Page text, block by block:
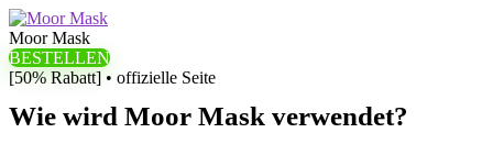
Moor Mask
BESTELLEN
[50% Rabatt] • offizielle Seite
Wie wird Moor Mask verwendet?